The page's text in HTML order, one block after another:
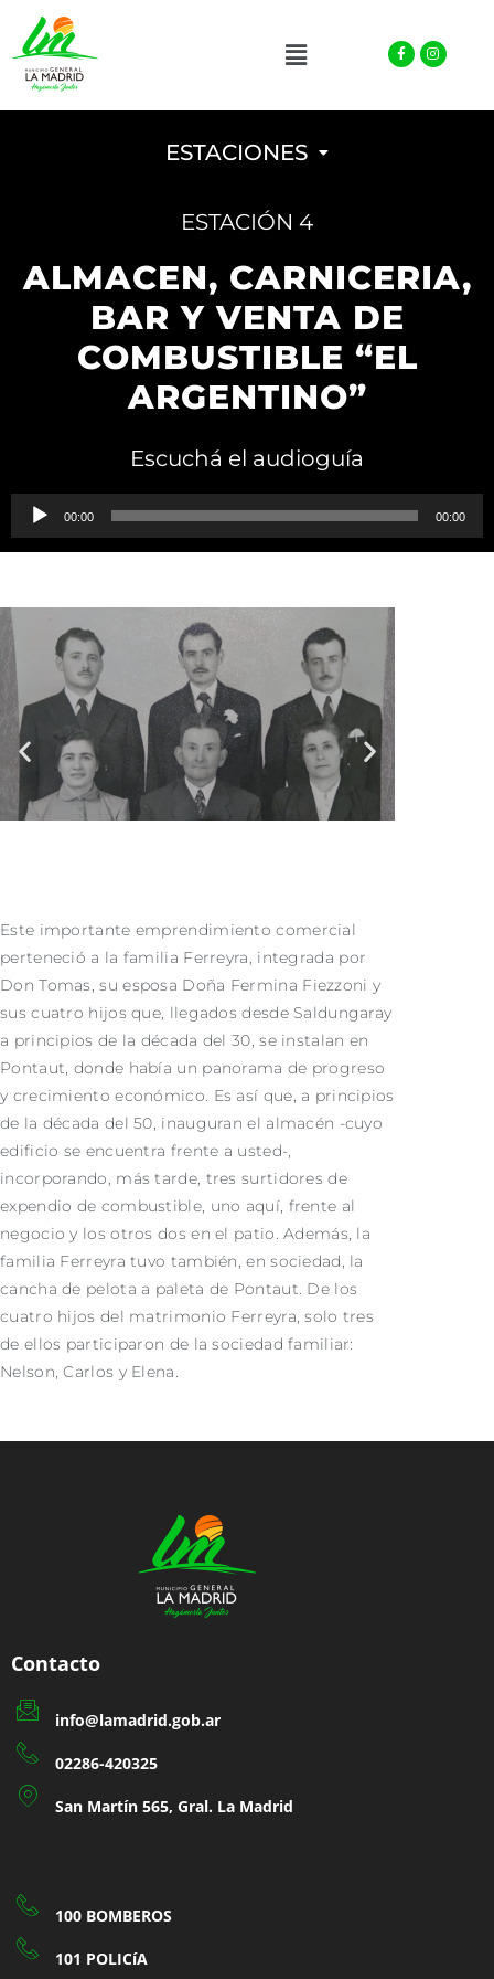
Menu Facebook-
f
Instagram
ESTACIONES
ESTACIÓN 4
ALMACEN, CARNICERIA,
BAR Y VENTA DE
COMBUSTIBLE “EL
ARGENTINO”
Escuchá el audioguía
Reproductor
de
00:00 00:00
Este importante emprendimiento comercial
perteneció a la familia Ferreyra, integrada por
Don Tomas, su esposa Doña Fermina Fiezzoni y
sus cuatro hijos que, llegados desde Saldungaray
a principios de la década del 30, se instalan en
Pontaut, donde había un panorama de progreso
y crecimiento económico. Es así que, a principios
de la década del 50, inauguran el almacén -cuyo
edificio se encuentra frente a usted-,
incorporando, más tarde, tres surtidores de
expendio de combustible, uno aquí, frente al
negocio y los otros dos en el patio. Además, la
familia Ferreyra tuvo también, en sociedad, la
cancha de pelota a paleta de Pontaut. De los
cuatro hijos del matrimonio Ferreyra, solo tres
de ellos participaron de la sociedad familiar:
Nelson, Carlos y Elena.
Contacto
info@lamadrid.gob.ar
02286-420325
San Martín 565, Gral. La Madrid
100 BOMBEROS
101 POLICíA